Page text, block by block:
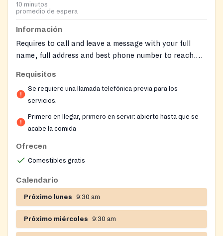
10 minutos
promedio de espera
Información
Requires to call and leave a message with your full
name, full address and best phone number to reach.
multiple pantry locations in Trenton and Princeton,
including our mobile pantries services throughout
Trenton. We also offer home delivery services to select
locations and to community members who are home-
bound or immuno-compromised. Please contact Alana
about home food deliveries.
Requisitos
Se requiere una llamada telefónica previa para los
servicios.
Primero en llegar, primero en servir: abierto hasta que se
acabe la comida
Ofrecen
Comestibles gratis
Calendario
Próximo lunes 9:30 am
Próximo miércoles 9:30 am